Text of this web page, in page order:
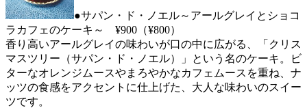
●サパン・ド・ノエル～アールグレイとショコ
ラカフェのケーキ～ ¥900（¥800）
香り高いアールグレイの味わいが口の中に広がる、「クリス
マスツリー（サパン・ド・ノエル）」という名のケーキ。ビ
ターなオレンジムースやまろやかなカフェムースを重ね、ナ
ッツの食感をアクセントに仕上げた、大人な味わいのスイー
ツです。